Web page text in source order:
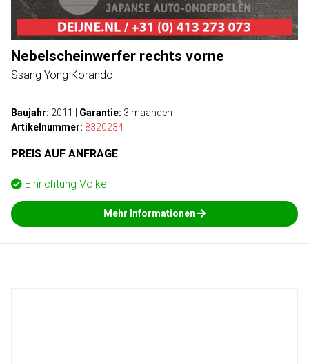
Nebelscheinwerfer rechts vorne
Ssang Yong Korando
Baujahr: 2011 Garantie: 3 maanden
Artikelnummer: 8320234
PREIS AUF ANFRAGE
Einrichtung Volkel
Mehr Informationen